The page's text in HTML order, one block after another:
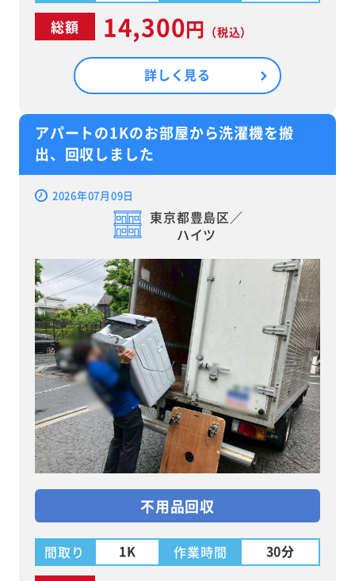
総額 14,300円 （税込）
詳しく見る
アパートの1Kのお部屋から洗濯機を搬
出、回収しました
2026年07月09日
東京都豊島区／
ハイツ
不用品回収
間取り 1K 作業時間 30分